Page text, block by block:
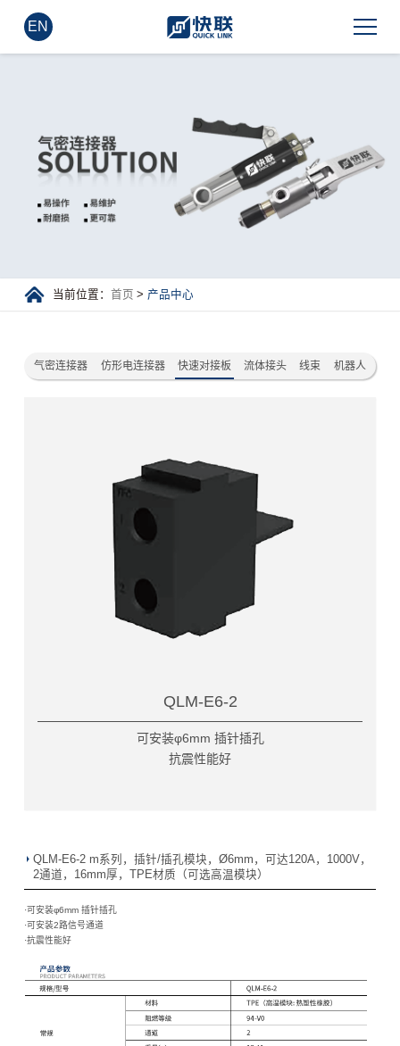
EN
当前位置：首页 > 产品中心
气密连接器 仿形电连接器 快速对接板 流体接头 线束 机器人
QLM-E6-2
可安装φ6mm 插针插孔
抗震性能好
QLM-E6-2 m系列，插针/插孔模块，Ø6mm，可达120A，1000V，
2通道，16mm厚，TPE材质（可选高温模块）
·可安装φ6mm 插针插孔
·可安装2路信号通道
·抗震性能好